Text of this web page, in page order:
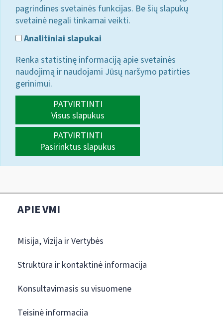
pagrindines svetainės funkcijas. Be šių slapukų
svetainė negali tinkamai veikti.
Analitiniai slapukai
Renka statistinę informaciją apie svetainės
naudojimą ir naudojami Jūsų naršymo patirties
gerinimui.
PATVIRTINTI
Visus slapukus
PATVIRTINTI
Pasirinktus slapukus
APIE VMI
Misija, Vizija ir Vertybės
Struktūra ir kontaktinė informacija
Konsultavimasis su visuomene
Teisinė informacija